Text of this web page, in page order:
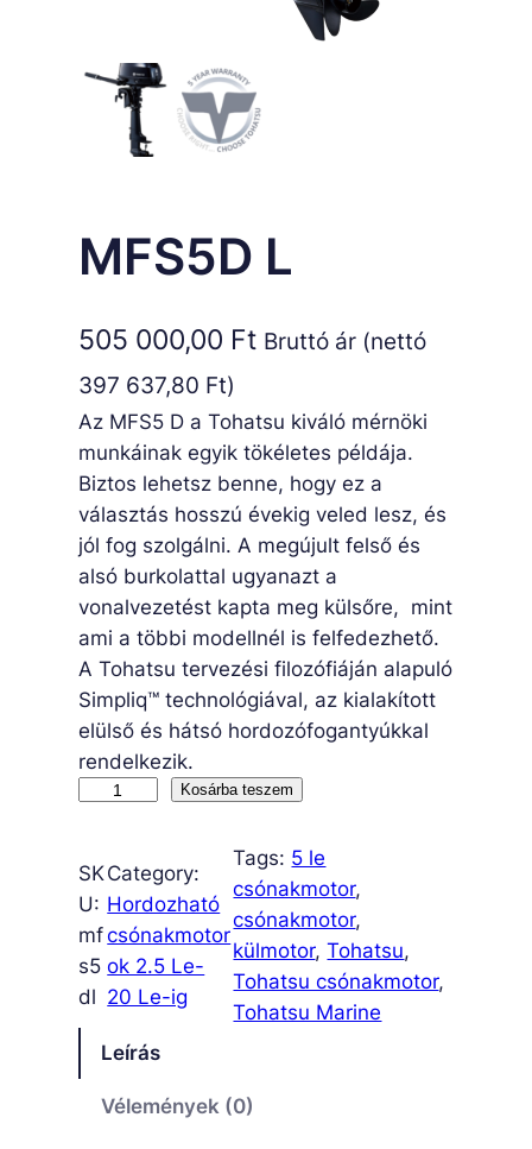
MFS5D L
505 000,00 Ft Bruttó ár (nettó
397 637,80 Ft)
Az MFS5 D a Tohatsu kiváló mérnöki
munkáinak egyik tökéletes példája.
Biztos lehetsz benne, hogy ez a
választás hosszú évekig veled lesz, és
jól fog szolgálni. A megújult felső és
alsó burkolattal ugyanazt a
vonalvezetést kapta meg külsőre, mint
ami a többi modellnél is felfedezhető.
A Tohatsu tervezési filozófiáján alapuló
Simpliq™ technológiával, az kialakított
elülső és hátsó hordozófogantyúkkal
rendelkezik.
5
D
L
m
e
Kosárba teszem
SK
U:
mf
s5
dl
Category:
Hordozható
csónakmotor
ok 2.5 Le-
20 Le-ig
Tags: 5 le
csónakmotor
csónakmotor
külmotor, Tohatsu
Tohatsu csónakmotor
Tohatsu Marine
Leírás
Vélemények (0)